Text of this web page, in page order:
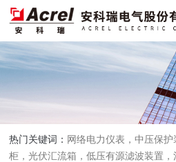
热门关键词： 网络电力仪表，中压保
柜，光伏汇流箱，低压有源滤波装置